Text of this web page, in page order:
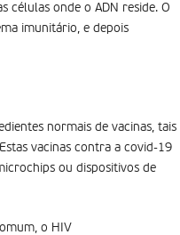
células onde o ADN reside. O
imunitário, e depois
normais de vacinas, tais
vacinas contra a covid-19
ou dispositivos de
o HIV